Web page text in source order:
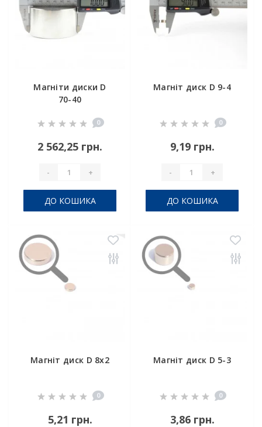
Магніти диски D
70-40
0
2 562,25 грн.
- +
ДО КОШИКА
Магніт диск D 9-4
0
9,19 грн.
- +
ДО КОШИКА
Магніт диск D 8x2
0
5,21 грн.
Магніт диск D 5-3
0
3,86 грн.